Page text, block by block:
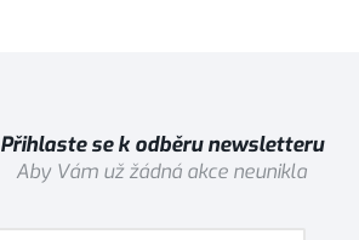
Přihlaste se k odběru newsletteru
Aby Vám už žádná akce neunikla